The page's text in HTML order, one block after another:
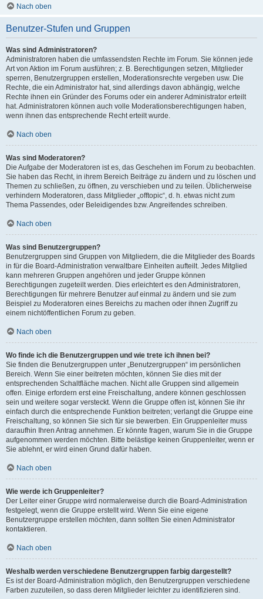
Nach oben
Benutzer-Stufen und Gruppen
Was sind Administratoren?
Administratoren haben die umfassendsten Rechte im Forum. Sie können jede
Art von Aktion im Forum ausführen; z. B. Berechtigungen setzen, Mitglieder
sperren, Benutzergruppen erstellen, Moderationsrechte vergeben usw. Die
Rechte, die ein Administrator hat, sind allerdings davon abhängig, welche
Rechte ihnen ein Gründer des Forums oder ein anderer Administrator erteilt
hat. Administratoren können auch volle Moderationsberechtigungen haben,
wenn ihnen das entsprechende Recht erteilt wurde.
Nach oben
Was sind Moderatoren?
Die Aufgabe der Moderatoren ist es, das Geschehen im Forum zu beobachten.
Sie haben das Recht, in ihrem Bereich Beiträge zu ändern und zu löschen und
Themen zu schließen, zu öffnen, zu verschieben und zu teilen. Üblicherweise
verhindern Moderatoren, dass Mitglieder „offtopic“, d. h. etwas nicht zum
Thema Passendes, oder Beleidigendes bzw. Angreifendes schreiben.
Nach oben
Was sind Benutzergruppen?
Benutzergruppen sind Gruppen von Mitgliedern, die die Mitglieder des Boards
in für die Board-Administration verwaltbare Einheiten aufteilt. Jedes Mitglied
kann mehreren Gruppen angehören und jeder Gruppe können
Berechtigungen zugeteilt werden. Dies erleichtert es den Administratoren,
Berechtigungen für mehrere Benutzer auf einmal zu ändern und sie zum
Beispiel zu Moderatoren eines Bereichs zu machen oder ihnen Zugriff zu
einem nichtöffentlichen Forum zu geben.
Nach oben
Wo finde ich die Benutzergruppen und wie trete ich ihnen bei?
Sie finden die Benutzergruppen unter „Benutzergruppen“ im persönlichen
Bereich. Wenn Sie einer beitreten möchten, können Sie dies mit der
entsprechenden Schaltfläche machen. Nicht alle Gruppen sind allgemein
offen. Einige erfordern erst eine Freischaltung, andere können geschlossen
sein und weitere sogar versteckt. Wenn die Gruppe offen ist, können Sie ihr
einfach durch die entsprechende Funktion beitreten; verlangt die Gruppe eine
Freischaltung, so können Sie sich für sie bewerben. Ein Gruppenleiter muss
daraufhin Ihren Antrag annehmen. Er könnte fragen, warum Sie in die Gruppe
aufgenommen werden möchten. Bitte belästige keinen Gruppenleiter, wenn er
Sie ablehnt, er wird einen Grund dafür haben.
Nach oben
Wie werde ich Gruppenleiter?
Der Leiter einer Gruppe wird normalerweise durch die Board-Administration
festgelegt, wenn die Gruppe erstellt wird. Wenn Sie eine eigene
Benutzergruppe erstellen möchten, dann sollten Sie einen Administrator
kontaktieren.
Nach oben
Weshalb werden verschiedene Benutzergruppen farbig dargestellt?
Es ist der Board-Administration möglich, den Benutzergruppen verschiedene
Farben zuzuteilen, so dass deren Mitglieder leichter zu identifizieren sind.